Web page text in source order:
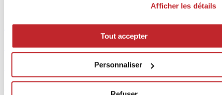
cliquez sur « Tout accepter ». Si vous ne voulez pas de
Afficher les détails
Tout accepter
Personnaliser
Archives >
< Article précédent
Article suivant >